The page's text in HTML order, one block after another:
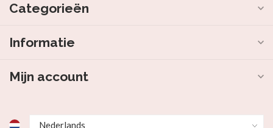
Categorieën
Informatie
Mijn account